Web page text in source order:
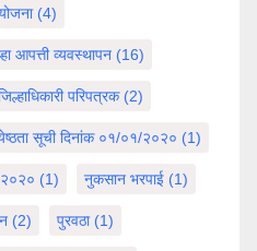
(4)
आपत्ती व्यवस्थापन (16)
परिपत्रक(2)
सूची दिनांक ०१/०१/२०२० (1)
२०२० (1) नुकसान भरपाई (1)
(2) पुरवठा(1)